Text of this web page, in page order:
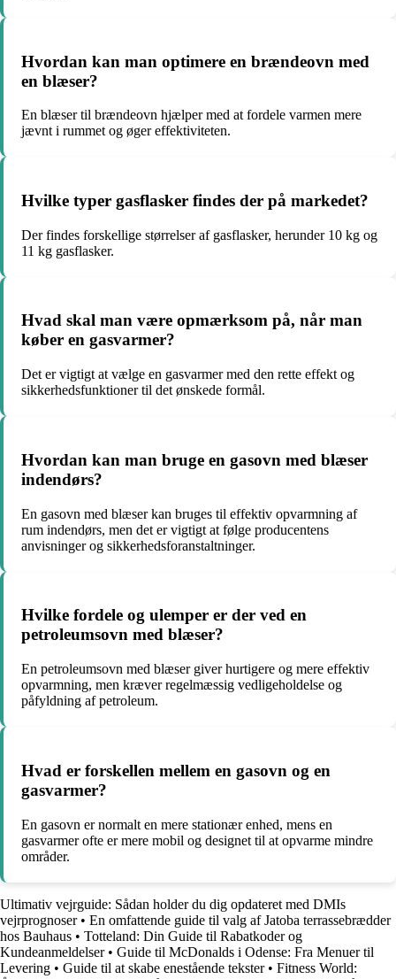
Hvordan kan man optimere en brændeovn med
en blæser?
En blæser til brændeovn hjælper med at fordele varmen mere
jævnt i rummet og øger effektiviteten.
Hvilke typer gasflasker findes der på markedet?
Der findes forskellige størrelser af gasflasker, herunder 10 kg og
11 kg gasflasker.
Hvad skal man være opmærksom på, når man
køber en gasvarmer?
Det er vigtigt at vælge en gasvarmer med den rette effekt og
sikkerhedsfunktioner til det ønskede formål.
Hvordan kan man bruge en gasovn med blæser
indendørs?
En gasovn med blæser kan bruges til effektiv opvarmning af
rum indendørs, men det er vigtigt at følge producentens
anvisninger og sikkerhedsforanstaltninger.
Hvilke fordele og ulemper er der ved en
petroleumsovn med blæser?
En petroleumsovn med blæser giver hurtigere og mere effektiv
opvarmning, men kræver regelmæssig vedligeholdelse og
påfyldning af petroleum.
Hvad er forskellen mellem en gasovn og en
gasvarmer?
En gasovn er normalt en mere stationær enhed, mens en
gasvarmer ofte er mere mobil og designet til at opvarme mindre
områder.
Ultimativ vejrguide: Sådan holder du dig opdateret med DMIs
vejrprognoser• En omfattende guide til valg af Jatoba terrassebrædder
hos Bauhaus • Totteland: Din Guide til Rabatkoder og
Kundeanmeldelser• Guide til McDonalds i Odense: Fra Menuer til
Levering • Guide til at skabe enestående tekster• Fitness World: